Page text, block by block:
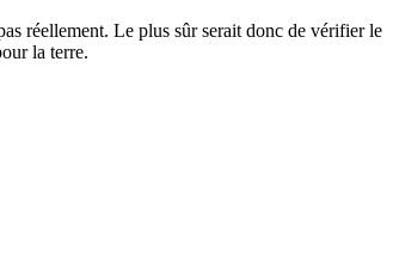
réellement. Le plus sûr serait donc de vérifier le
la terre.